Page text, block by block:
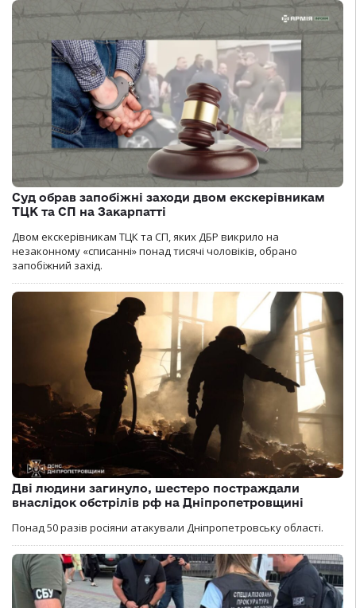
Суд обрав запобіжні заходи двом екскерівникам
ТЦК та СП на Закарпатті
Двом екскерівникам ТЦК та СП, яких ДБР викрило на
незаконному «списанні» понад тисячі чоловіків, обрано
запобіжний захід.
Дві людини загинуло, шестеро постраждали
внаслідок обстрілів рф на Дніпропетровщині
Понад 50 разів росіяни атакували Дніпропетровську області.